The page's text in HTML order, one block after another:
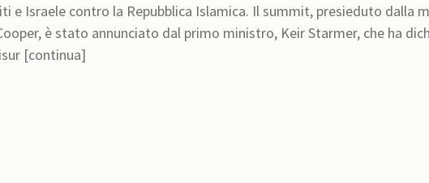
e Israele contro la Repubblica Islamica. Il summit, presieduto dalla
è stato annunciato dal primo ministro, Keir Starmer, che ha
[continua]